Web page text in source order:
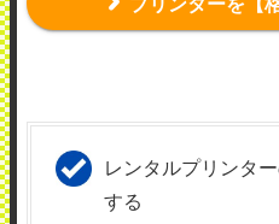
レンタルプリンタ
する